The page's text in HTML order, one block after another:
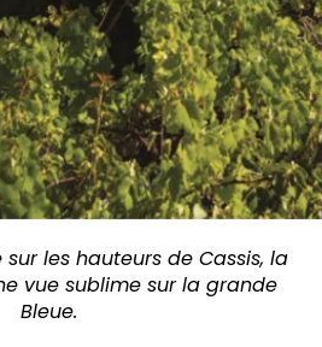
sur les hauteurs de Cassis, la
vue sublime sur la grande
Bleue.